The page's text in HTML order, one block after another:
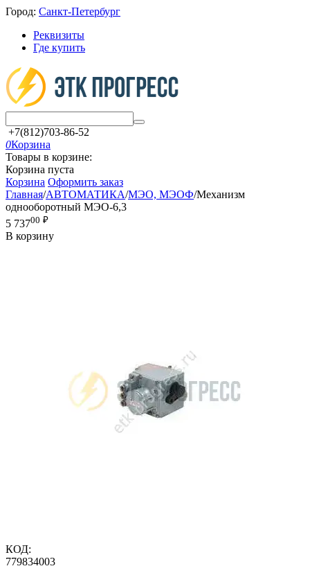
Город: Санкт-Петербург
Реквизиты
Где купить
+7(812)703-86-52
0Корзина
Товары в корзине:
Корзина пуста
Корзина Оформить заказ
Главная/АВТОМАТИКА/МЭО, МЭОФ/Механизм
однооборотный МЭО-6,3
5 73700 ₽
В корзину
КОД:
779834003